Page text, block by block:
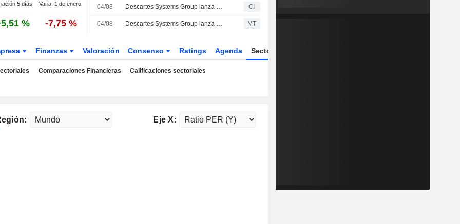
5 días Varia. 1 de enero.
% -7,75 %
04/08 Descartes Systems Group lanza una nueva solución de inteligencia para el libre comercio basada en IA CI
04/08 Descartes Systems Group lanza una solución basada en IA para reducir los costes comerciales MT
Finanzas Valoración Consenso Ratings Agenda Sector
Comparaciones Financieras Calificaciones sectoriales
Eje X: